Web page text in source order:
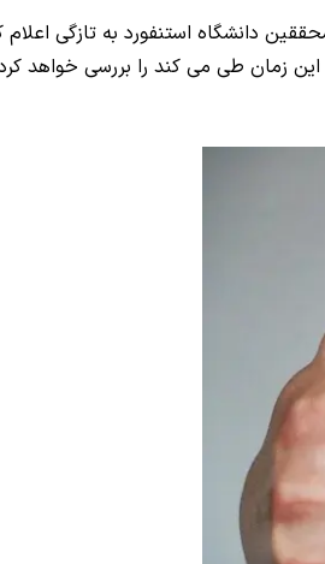
دانشگاه استنفورد به تازگی
تا ۶ دقیقه راه برود و میزان مسافتی که بیماری در این زمان طی می